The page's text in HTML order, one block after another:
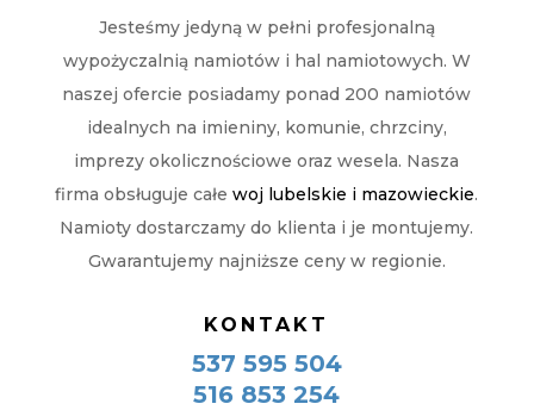
Jesteśmy jedyną w pełni profesjonalną
wypożyczalnią namiotów i hal namiotowych. W
naszej ofercie posiadamy ponad 200 namiotów
idealnych na imieniny, komunie, chrzciny,
imprezy okolicznościowe oraz wesela. Nasza
firma obsługuje całewoj lubelskie i mazowieckie.
Namioty dostarczamy do klienta i je montujemy.
Gwarantujemy najniższe ceny w regionie.
KONTAKT
537 595 504
516 853 254